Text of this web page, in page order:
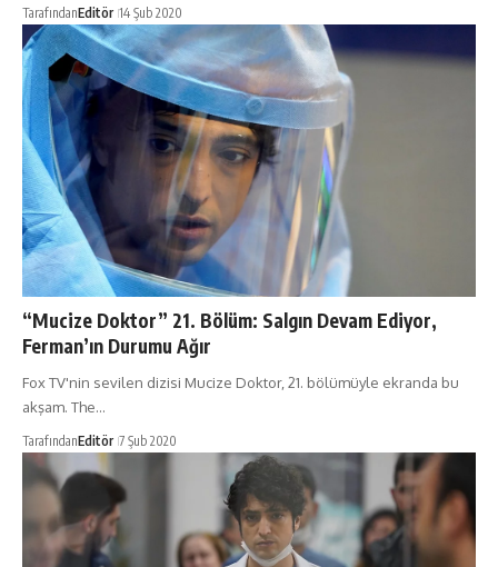
TarafındanEditör 14 Şub 2020
“Mucize Doktor” 21. Bölüm: Salgın Devam Ediyor,
Ferman’ın Durumu Ağır
Fox TV'nin sevilen dizisi Mucize Doktor, 21. bölümüyle ekranda bu
akşam. The…
TarafındanEditör 7 Şub 2020